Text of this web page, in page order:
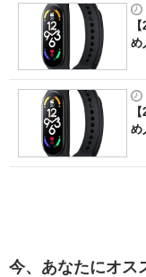
め
め
今、あなたにオス